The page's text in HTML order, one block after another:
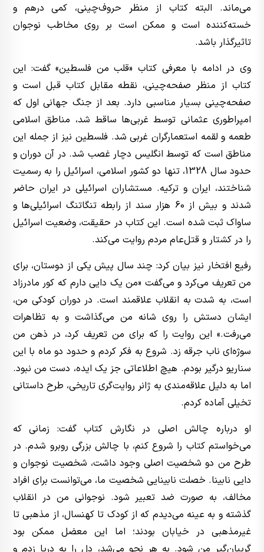
می‌ماند. البته کتاب از منظر حروف‌چینی، کمی درهم و
خسته‌کننده است و ممکن است بر روی مخاطب نوجوان
تاثیرگذار باشد.
وی در ادامه با معرفی کتاب «قلب من فلسطین» گفت: این
کتاب از منظر صفحه‌چینی، نقطه مقابل کتاب قبل است و
صفحه‌چینی بسیار مناسبی دارد. بعد از جنگ جهانی اول که
امپراطوری عثمانی توسط غربی‌ها ساقط شد، مناطق اسلامی
طعمه و لقمه استعمارگران غربی شد. فلسطین نیز از جمله این
مناطق است که توسط انگلیس دچار غصب شد. در آن دوران و
حدود سال 1328، تنها دو کشور اسلامی، اسرائیل را به رسمیت
شناختند، ایران و ترکیه. مستشاران اسرائیلی در ایران حاضر
شدند و بیش از 60 هزار سند از رابطه تنگاتنگ اسرائیلی‌ها و
ساواک ثبت شده است. این کتاب در حقیقت، وضعیت اسرائیل
را در کشتار و قتل‌عام مردم روایت می‌کند.
رفیع افتخار نیز بیان کرد: چند سال پیش یکی از دوستان، برای
من تعریف می‌کرد و می‌گفت «من یک دایی دارم که کور مادرزاد
است، به شدت به انقلاب علاقمند است. در دوران کودکی من،
ایشان دستش را روی شانه من می‌گذاشت و به تظاهرات
می‌رفت.» این روایت را که برای من تعریف کرد، در ذهن من
سوژه‌ای ناب جرقه زد. شروع به فکر کردم و حدود دو ماه با این
سناریو درگیر بودم. هیچ اطلاعاتی جز یک ایده، دست من نبود.
اما به دلیل علاقه‌مندی به ژانر روایت‌گری تاریخی، طرح داستانی
تخیلی آماده کردم.
او درباره چالش اصلی در نگارش کتاب گفت: زمانی که
می‌خواستم کتاب را شروع کنم، با چالش بزرگی روبرو شدم. در
طرح من دو شخصیت اصلی وجود داشت، شخصیت نوجوان و
دایی نابینا. خصلت نابینایی شخصیت ما، می‌توانست برای افراد
مخالف، به صورت ضد تعبیر شود. نوجوانی من در انقلاب
گذشته و به عینه می‌دیدم که از کودک تا کهنسال، از مذهبی تا
غیرمذهبی در خیابان بودند؛ اما این معضل ممکن بود
گریبان‌گیر من شود. به هر نحو می‌شد، دل را به دریا زدم و